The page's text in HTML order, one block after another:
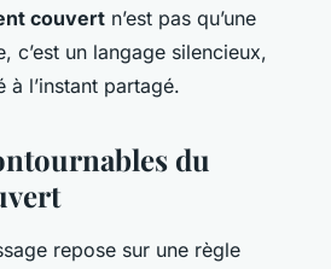
couvert n’est pas qu’une
c’est un langage silencieux,
l’instant partagé.
du
repose sur une règle